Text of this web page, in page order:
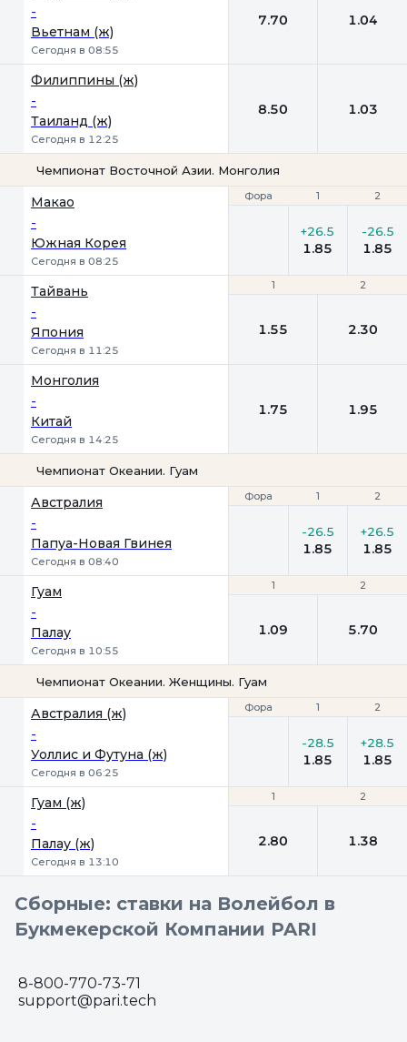
-
Вьетнам (ж)
Сегодня в 08:55
7.70 1.04
Филиппины (ж)
-
Таиланд (ж)
Сегодня в 12:25
8.50 1.03
Чемпионат Восточной Азии. Монголия
Фора 1 2
Макао
-
Южная Корея
Сегодня в 08:25
Фора 1 2
+26.5
1.85
-26.5
1.85
1 2
Тайвань
-
Япония
Сегодня в 11:25
1 2
1.55 2.30
Монголия
-
Китай
Сегодня в 14:25
1.75 1.95
Чемпионат Океании. Гуам
Фора 1 2
Австралия
-
Папуа-Новая Гвинея
Сегодня в 08:40
Фора 1 2
-26.5
1.85
+26.5
1.85
1 2
Гуам
-
Палау
Сегодня в 10:55
1 2
1.09 5.70
Чемпионат Океании. Женщины. Гуам
Фора 1 2
Австралия (ж)
-
Уоллис и Футуна (ж)
Сегодня в 06:25
Фора 1 2
-28.5
1.85
+28.5
1.85
1 2
Гуам (ж)
-
Палау (ж)
Сегодня в 13:10
1 2
2.80 1.38
Сборные: ставки на Волейбол в
Букмекерской Компании PARI
8-800-770-73-71
support@pari.tech